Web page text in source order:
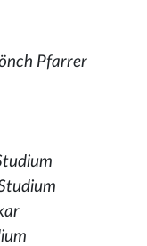
Pfarrer